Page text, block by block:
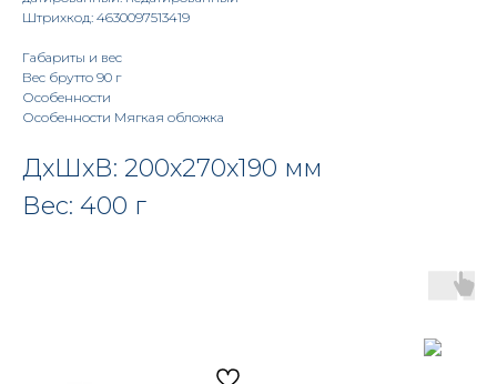
Штрихкод: 4630097513419
Габариты и вес
Вес брутто 90 г
Особенности
Особенности Мягкая обложка
ДxШxВ: 200x270x190 мм
Вес: 400 г